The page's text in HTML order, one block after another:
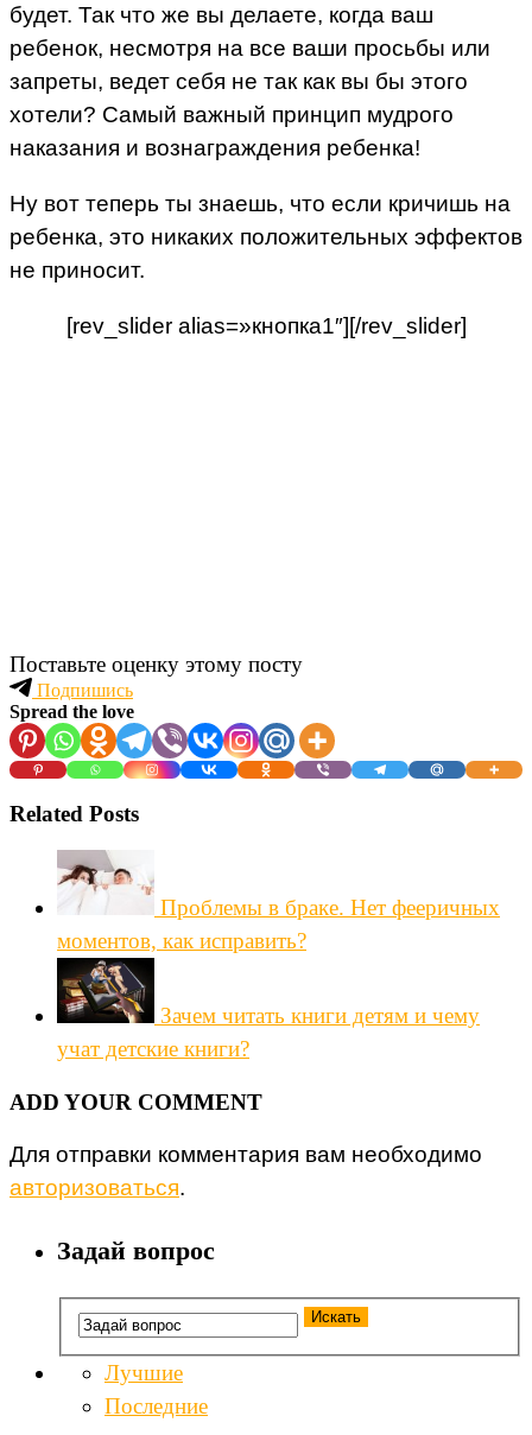
будет. Так что же вы делаете, когда ваш
ребенок, несмотря на все ваши просьбы или
запреты, ведет себя не так как вы бы этого
хотели? Самый важный принцип мудрого
наказания и вознаграждения ребенка!
Ну вот теперь ты знаешь, что если кричишь на
ребенка, это никаких положительных эффектов
не приносит.
[rev_slider alias=»кнопка1″][/rev_slider]
Поставьте оценку этому посту
Подпишись
Spread the love
Related Posts
Проблемы в браке. Нет фееричных
моментов, как исправить?
Зачем читать книги детям и чему
учат детские книги?
ADD YOUR COMMENT
Для отправки комментария вам необходимо
авторизоваться.
Задай вопрос
Лучшие
Последние